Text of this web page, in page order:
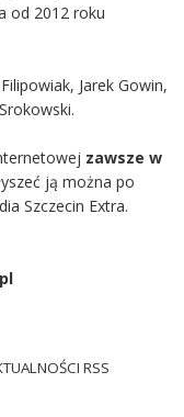
od 2012 roku
Jarek Gowin,
zawsze w
ją można po
Szczecin Extra.
RSS